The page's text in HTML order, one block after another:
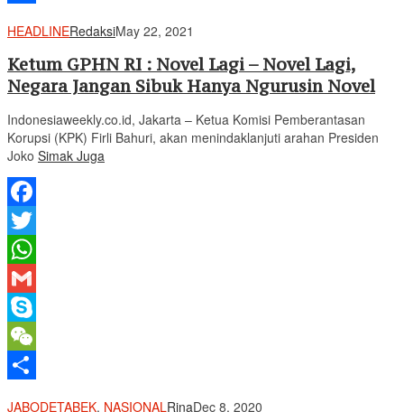
HEADLINERedaksiMay 22, 2021
Ketum GPHN RI : Novel Lagi – Novel Lagi,
Negara Jangan Sibuk Hanya Ngurusin Novel
Indonesiaweekly.co.id, Jakarta – Ketua Komisi Pemberantasan
Korupsi (KPK) Firli Bahuri, akan menindaklanjuti arahan Presiden
Joko Simak Juga
Facebook
Twitter
WhatsApp
Gmail
Skype
WeChat
JABODETABEK, NASIONALRinaDec 8, 2020